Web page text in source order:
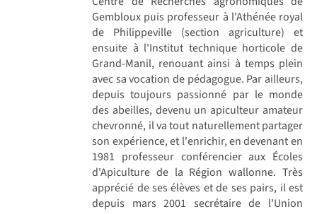
Gembloux puis professeur à l'Athénée royal
de Philippeville (section agriculture) et
ensuite à l'Institut technique horticole de
Grand-Manil, renouant ainsi à temps plein
avec sa vocation de pédagogue. Par ailleurs,
depuis toujours passionné par le monde
des abeilles, devenu un apiculteur amateur
chevronné, il va tout naturellement partager
son expérience, et l'enrichir, en devenant en
1981 professeur conférencier aux Écoles
d'Apiculture de la Région wallonne. Très
apprécié de ses élèves et de ses pairs, il est
depuis mars 2001 secrétaire de l'Union